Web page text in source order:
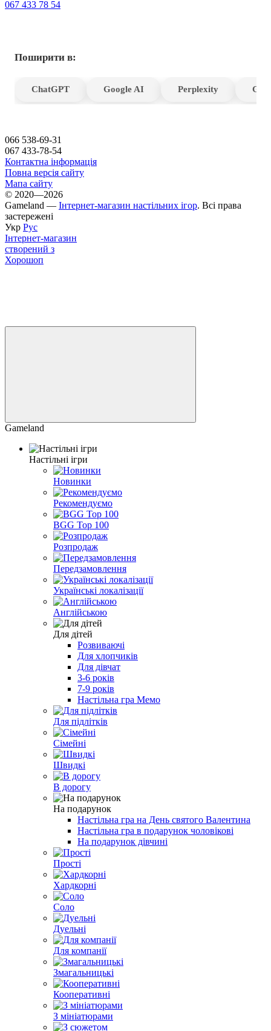
067 433 78 54
Поширити в:
ChatGPT Google AI Perplexity
066 538-69-31
067 433-78-54
Контактна інформація
Повна версія сайту
Мапа сайту
© 2020—2026
Gameland — Інтернет-магазин настільних ігор. Всі права
застережені
Укр Рус
Інтернет-магазин
створений з
Хорошоп
Gameland
Настільні ігри
Новинки
Рекомендуємо
BGG Top 100
Розпродаж
Передзамовлення
Українські локалізації
Англійською
Для дітей
Розвиваючі
Для хлопчиків
Для дівчат
3-6 років
7-9 років
Настільна гра Мемо
Для підлітків
Сімейні
Швидкі
В дорогу
На подарунок
Настільна гра на День святого Валентина
Настільна гра в подарунок чоловікові
На подарунок дівчині
Прості
Хардкорні
Соло
Дуельні
Для компанії
Змагальницькі
Кооперативні
З мініатюрами